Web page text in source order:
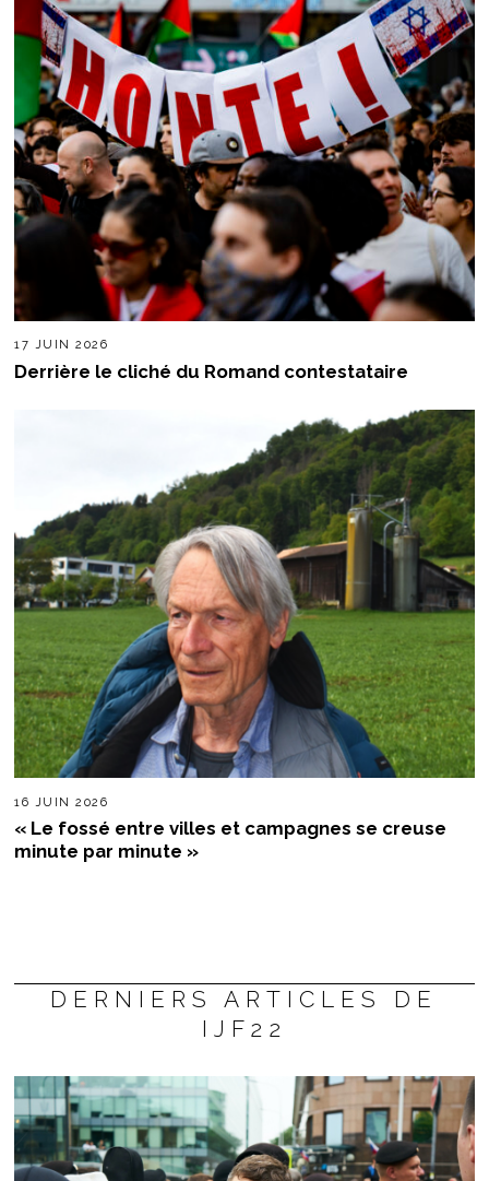
17 JUIN 2026
Derrière le cliché du Romand contestataire
16 JUIN 2026
« Le fossé entre villes et campagnes se creuse
minute par minute »
DERNIERS ARTICLES DE
IJF22